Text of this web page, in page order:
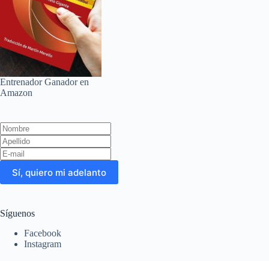
Entrenador Ganador en
Amazon
Leave
this
field
blank
Sí, quiero mi adelanto
Síguenos
Facebook
Instagram